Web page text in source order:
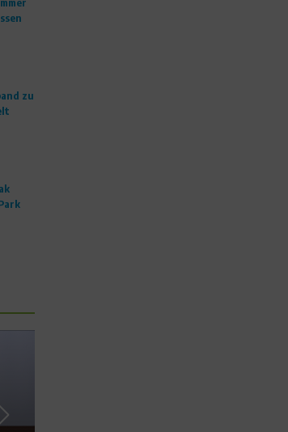
zu